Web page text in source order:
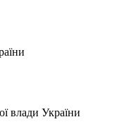
влади України